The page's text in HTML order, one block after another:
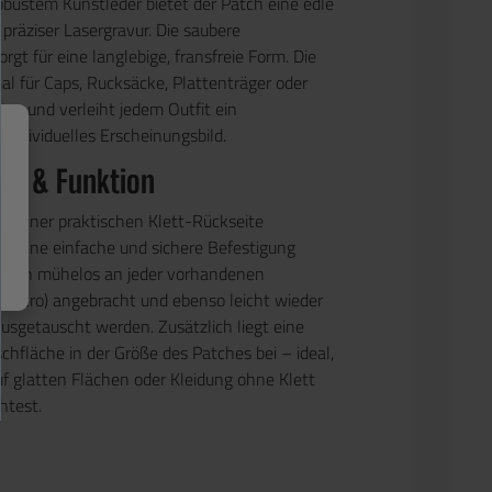
präziser Lasergravur. Die saubere
für eine langlebige, fransfreie Form. Die
für Caps, Rucksäcke, Plattenträger oder
– und verleiht jedem Outfit ein
Erscheinungsbild.
& Funktion
einer praktischen Klett-Rückseite
eine einfache und sichere Befestigung
mühelos an jeder vorhandenen
angebracht und ebenso leicht wieder
werden. Zusätzlich liegt eine
in der Größe des Patches bei – ideal,
glatten Flächen oder Kleidung ohne Klett